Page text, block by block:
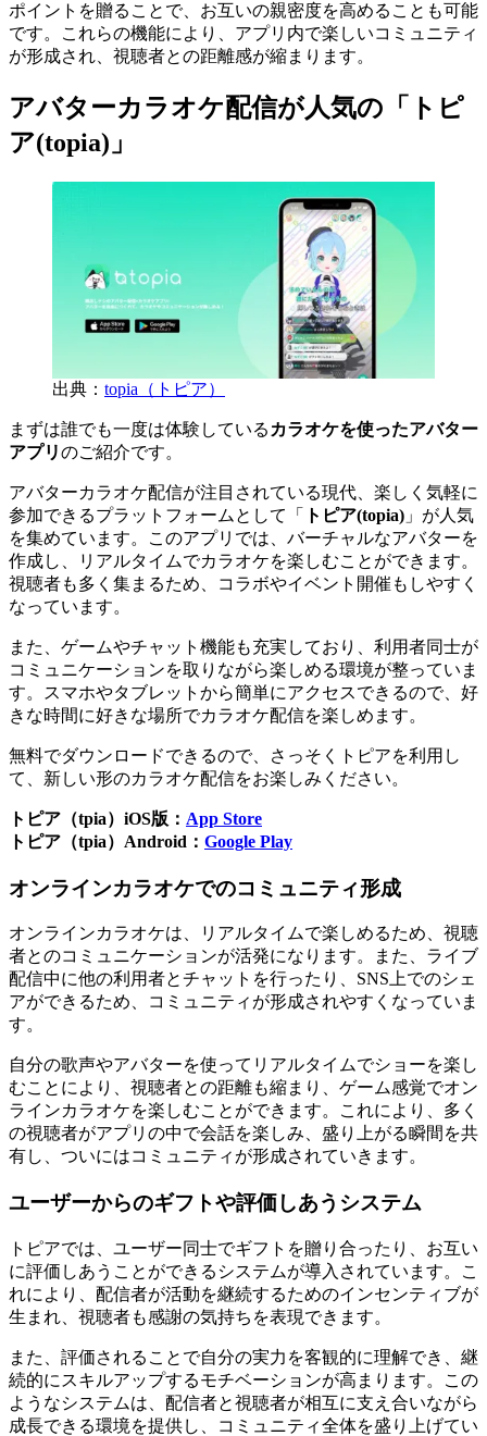
ポイントを贈ることで、お互いの親密度を高めることも可能
です。これらの機能により、アプリ内で楽しいコミュニティ
が形成され、視聴者との距離感が縮まります。
アバターカラオケ配信が人気の「トピ
ア(topia)」
出典： topia（トピア）
まずは誰でも一度は体験している カラオケを使ったアバター
アプリのご紹介です。
アバターカラオケ配信が注目されている現代、楽しく気軽に
参加できるプラットフォームとして「
トピア(topia) 」が人気
を集めています。このアプリでは、バーチャルなアバターを
作成し、リアルタイムでカラオケを楽しむことができます。
視聴者も多く集まるため、コラボやイベント開催もしやすく
なっています。
また、ゲームやチャット機能も充実しており、利用者同士が
コミュニケーションを取りながら楽しめる環境が整っていま
す。スマホやタブレットから簡単にアクセスできるので、好
きな時間に好きな場所でカラオケ配信を楽しめます。
無料でダウンロードできるので、さっそくトピアを利用し
て、新しい形のカラオケ配信をお楽しみください。
トピア（tpia）iOS版： App Store
トピア（tpia）Android： Google Play
オンラインカラオケでのコミュニティ形成
オンラインカラオケは、リアルタイムで楽しめるため、視聴
者とのコミュニケーションが活発になります。また、ライブ
配信中に他の利用者とチャットを行ったり、SNS上でのシェ
アができるため、コミュニティが形成されやすくなっていま
す。
自分の歌声やアバターを使ってリアルタイムでショーを楽し
むことにより、視聴者との距離も縮まり、ゲーム感覚でオン
ラインカラオケを楽しむことができます。これにより、多く
の視聴者がアプリの中で会話を楽しみ、盛り上がる瞬間を共
有し、ついにはコミュニティが形成されていきます。
ユーザーからのギフトや評価しあうシステム
トピアでは、ユーザー同士でギフトを贈り合ったり、お互い
に評価しあうことができるシステムが導入されています。こ
れにより、配信者が活動を継続するためのインセンティブが
生まれ、視聴者も感謝の気持ちを表現できます。
また、評価されることで自分の実力を客観的に理解でき、継
続的にスキルアップするモチベーションが高まります。この
ようなシステムは、配信者と視聴者が相互に支え合いながら
成長できる環境を提供し、コミュニティ全体を盛り上げてい